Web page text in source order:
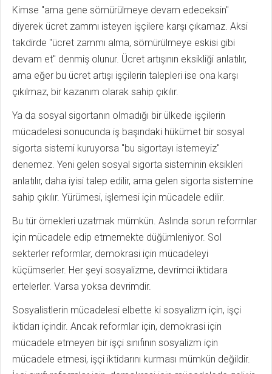
Kimse "ama gene sömürülmeye devam edeceksin"
diyerek ücret zammı isteyen işçilere karşı çıkamaz. Aksi
takdirde "ücret zammı alma, sömürülmeye eskisi gibi
devam et" denmiş olunur. Ücret artışının eksikliği anlatılır,
ama eğer bu ücret artışı işçilerin talepleri ise ona karşı
çıkılmaz, bir kazanım olarak sahip çıkılır.
Ya da sosyal sigortanın olmadığı bir ülkede işçilerin
mücadelesi sonucunda iş başındaki hükümet bir sosyal
sigorta sistemi kuruyorsa "bu sigortayı istemeyiz"
denemez. Yeni gelen sosyal sigorta sisteminin eksikleri
anlatılır, daha iyisi talep edilir, ama gelen sigorta sistemine
sahip çıkılır. Yürümesi, işlemesi için mücadele edilir.
Bu tür örnekleri uzatmak mümkün. Aslında sorun reformlar
için mücadele edip etmemekte düğümleniyor. Sol
sekterler reformlar, demokrasi için mücadeleyi
küçümserler. Her şeyi sosyalizme, devrimci iktidara
ertelerler. Varsa yoksa devrimdir.
Sosyalistlerin mücadelesi elbette ki sosyalizm için, işçi
iktidarı içindir. Ancak reformlar için, demokrasi için
mücadele etmeyen bir işçi sınıfının sosyalizm için
mücadele etmesi, işçi iktidarını kurması mümkün değildir.